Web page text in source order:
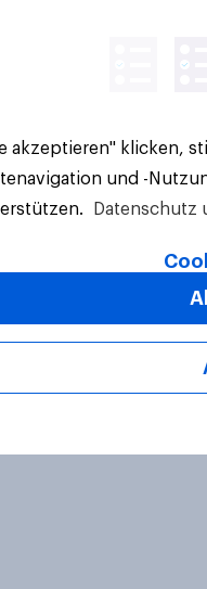
akzeptieren" klicken,
und -
Datenschutz